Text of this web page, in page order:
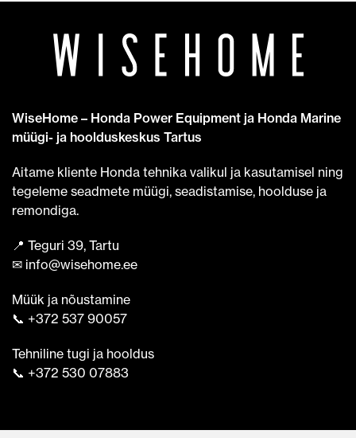
WiseHome – Honda Power Equipment ja Honda Marine
müügi- ja hoolduskeskus Tartus
Aitame kliente Honda tehnika valikul ja kasutamisel ning
tegeleme seadmete müügi, seadistamise, hoolduse ja
remondiga.
📍 Teguri 39, Tartu
✉ info@wisehome.ee
Müük ja nõustamine
📞 +372 537 90057
Tehniline tugi ja hooldus
📞 +372 530 07883